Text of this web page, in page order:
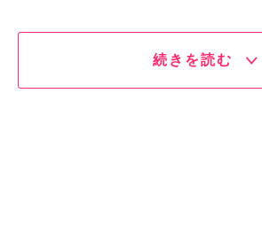
続きを読む